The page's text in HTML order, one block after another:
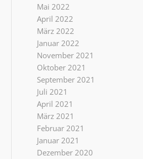
Mai 2022
April 2022
März 2022
Januar 2022
November 2021
Oktober 2021
September 2021
Juli 2021
April 2021
März 2021
Februar 2021
Januar 2021
Dezember 2020